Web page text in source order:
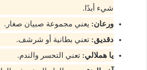
شيء أبدًا.
ورعان: يعني مجموعة صبيان صغار.
دقديق: تعني بطانية أو شرشف.
يا هملالي: تعني التحسر والندم.